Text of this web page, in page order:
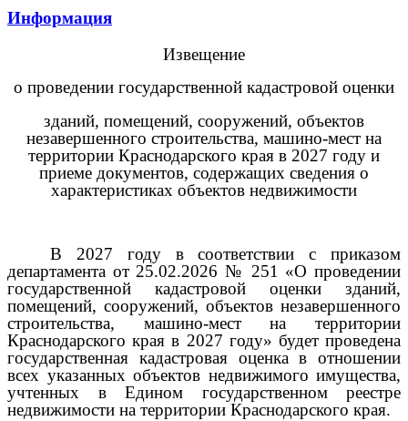
Информация
Извещение
о проведении государственной кадастровой оценки
зданий, помещений, сооружений, объектов
незавершенного строительства, машино-мест на
территории Краснодарского края в 2027 году и
приеме документов, содержащих сведения о
характеристиках объектов недвижимости
В 2027 году в соответствии с приказом
департамента от 25.02.2026 № 251 «О проведении
государственной кадастровой оценки зданий,
помещений, сооружений, объектов незавершенного
строительства, машино-мест на территории
Краснодарского края в 2027 году» будет проведена
государственная кадастровая оценка в отношении
всех указанных объектов недвижимого имущества,
учтенных в Едином государственном реестре
недвижимости на территории Краснодарского края.